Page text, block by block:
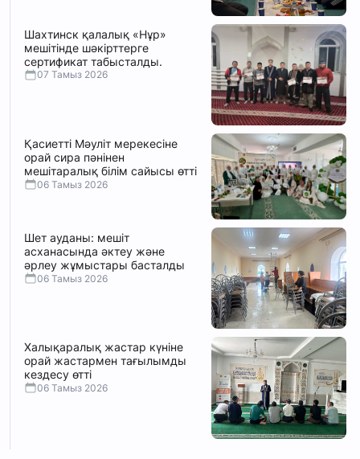
Шахтинск қалалық «Нұр»
мешітінде шәкірттерге
сертификат табысталды.
07 Тамыз 2026
Қасиетті Мәуліт мерекесіне
орай сира пәнінен
мешітаралық білім сайысы өтті
06 Тамыз 2026
Шет ауданы: мешіт
асханасында әктеу және
әрлеу жұмыстары басталды
06 Тамыз 2026
Халықаралық жастар күніне
орай жастармен тағылымды
кездесу өтті
06 Тамыз 2026